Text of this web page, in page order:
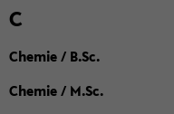
C
Chemie / B.Sc.
Chemie / M.Sc.